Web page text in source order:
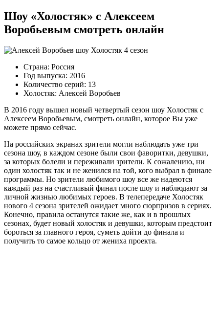
Шоу «Холостяк» с Алексеем
Воробьевым смотреть онлайн
Страна: Россия
Год выпуска: 2016
Количество серий: 13
Холостяк: Алексей Воробьев
В 2016 году вышел новый четвертый сезон шоу Холостяк с
Алексеем Воробьевым, смотреть онлайн, которое Вы уже
можете прямо сейчас.
На российских экранах зрители могли наблюдать уже три
сезона шоу, в каждом сезоне были свои фаворитки, девушки,
за которых болели и переживали зрители. К сожалению, ни
один холостяк так и не женился на той, кого выбрал в финале
программы. Но зрители любимого шоу все же надеются
каждый раз на счастливый финал после шоу и наблюдают за
личной жизнью любимых героев. В телепередаче Холостяк
нового 4 сезона зрителей ожидает много сюрпризов в сериях.
Конечно, правила останутся такие же, как и в прошлых
сезонах, будет новый холостяк и девушки, которым предстоит
бороться за главного героя, суметь дойти до финала и
получить то самое кольцо от жениха проекта.